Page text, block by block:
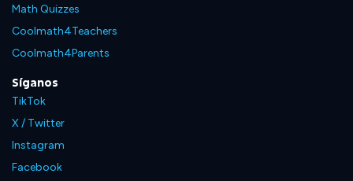
Math Quizzes
Coolmath4Teachers
Coolmath4Parents
Síganos
TikTok
X / Twitter
Instagram
Facebook